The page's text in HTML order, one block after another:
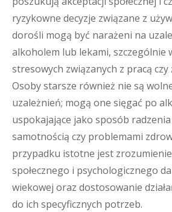
ryzykowne decyzje związane z
dorośli mogą być narażeni na
alkoholem lub lekami, szczególnie
stresowych związanych z pracą
Osoby starsze również nie są
uzależnień; mogą one sięgać po
uspokajające jako sposób
samotnością czy problemami
przypadku istotne jest
społecznego i psychologicznego
wiekowej oraz dostosowanie
do ich specyficznych potrzeb.